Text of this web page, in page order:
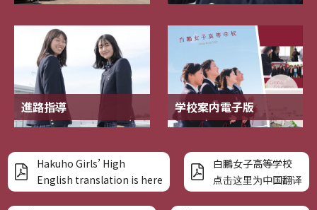
進路指導 学校案内電子版
Hakuho Girls’ High
English translation is here
白鵬女子高等学校
点击这里为中国翻译